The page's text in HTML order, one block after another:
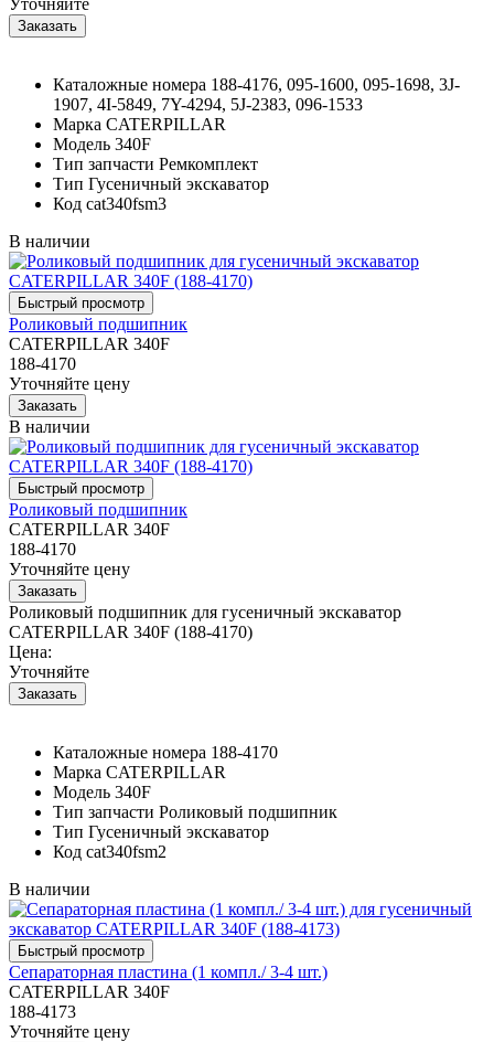
Каталожные номера 188-4176, 095-1600, 095-1698, 3J-
1907, 4I-5849, 7Y-4294, 5J-2383, 096-1533
Марка CATERPILLAR
Модель 340F
Тип запчасти Ремкомплект
Тип Гусеничный экскаватор
Код cat340fsm3
В наличии
Роликовый подшипник
CATERPILLAR 340F
188-4170
Уточняйте цену
В наличии
Роликовый подшипник
CATERPILLAR 340F
188-4170
Уточняйте цену
Роликовый подшипник для гусеничный экскаватор
CATERPILLAR 340F (188-4170)
Цена:
Уточняйте
Каталожные номера 188-4170
Марка CATERPILLAR
Модель 340F
Тип запчасти Роликовый подшипник
Тип Гусеничный экскаватор
Код cat340fsm2
В наличии
Сепараторная пластина (1 компл./ 3-4 шт.)
CATERPILLAR 340F
188-4173
Уточняйте цену